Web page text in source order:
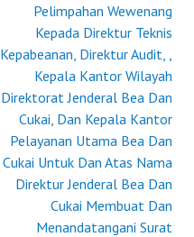
BARANG
YANG
WAJIB
MENGGUNAKAN
LETTER
OF
CREDIT
SEBAGAIMANA
TELAH
DIUBAH
TERAKHIR
Pelimpahan Wewenang
Kepada Direktur Teknis
Kepabeanan, Direktur Audit, ,
Kepala Kantor Wilayah
Direktorat Jenderal Bea Dan
Cukai, Dan Kepala Kantor
Pelayanan Utama Bea Dan
Cukai Untuk Dan Atas Nama
Direktur Jenderal Bea Dan
Cukai Membuat Dan
Menandatangani Surat